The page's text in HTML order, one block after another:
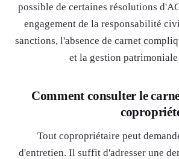
possible de certaines résolutions
engagement de la responsabilité
sanctions, l'absence de carnet
et la gestion
Comment consulter le
Tout copropriétaire peut
d'entretien. Il suffit d'adresser une